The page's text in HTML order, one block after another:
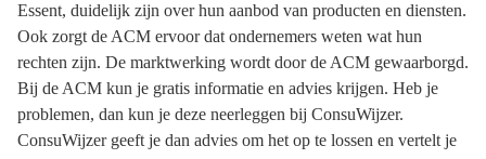
Essent, duidelijk zijn over hun aanbod van producten en diensten.
Ook zorgt de ACM ervoor dat ondernemers weten wat hun
rechten zijn. De marktwerking wordt door de ACM gewaarborgd.
Bij de ACM kun je gratis informatie en advies krijgen. Heb je
problemen, dan kun je deze neerleggen bij ConsuWijzer.
ConsuWijzer geeft je dan advies om het op te lossen en vertelt je